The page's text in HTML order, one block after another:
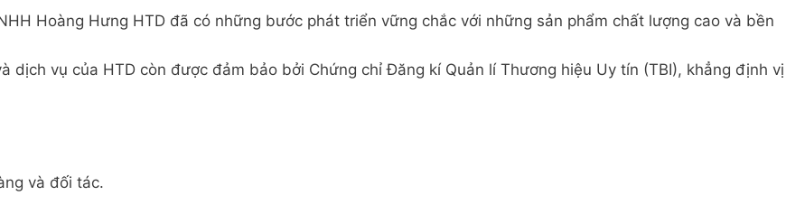
Hoàng Hưng HTD đã có những bước phát triển vững chắc với những sản phẩm chất lượng cao và bền
dịch vụ của HTD còn được đảm bảo bởi Chứng chỉ Đăng kí Quản lí Thương hiệu Uy tín (TBI), khẳng định vị
và đối tác.